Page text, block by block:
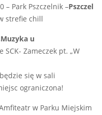
– Park Pszczelnik –Pszczel
strefie chill
u
SCK- Zameczek pt. „W
się w sali
ograniczona!
w Parku Miejskim